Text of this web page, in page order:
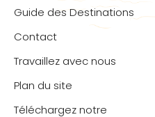
Guide des Destinations
Contact
Travaillez avec nous
Plan du site
Téléchargez notre